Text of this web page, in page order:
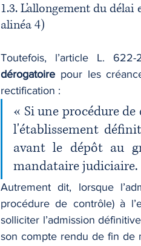
1.3. L’allongement du
alinéa 4)
Toutefois, l’article L.
dérogatoire pour les
rectification :
« Si une procédure
l'établissement
avant le dépôt au
mandataire
Autrement dit, lorsque
procédure de contrôle) à
solliciter l’admission
son compte rendu de fin de